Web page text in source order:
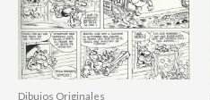
Dibujos Originales